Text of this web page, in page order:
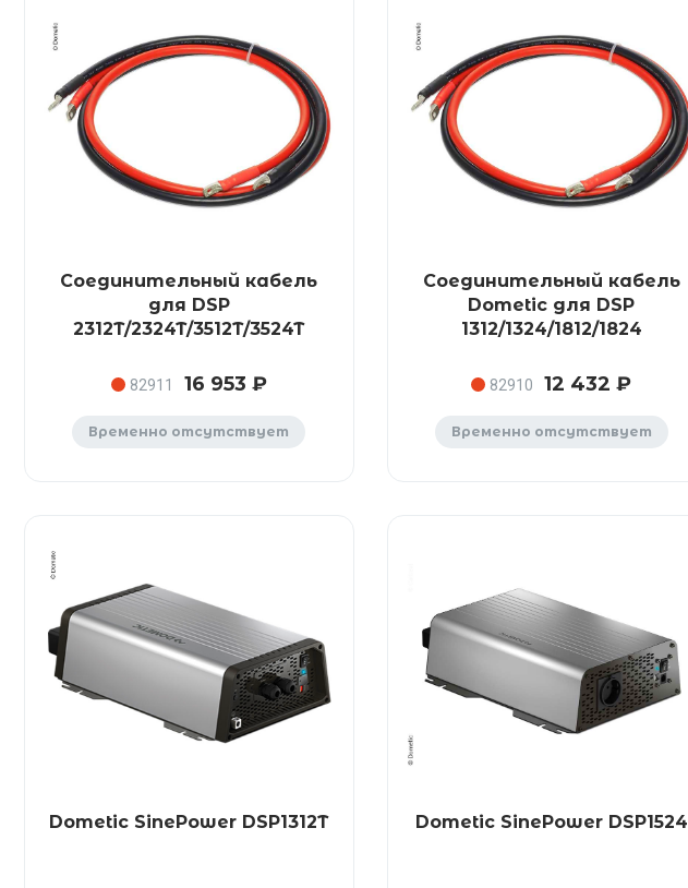
Соединительный кабель
для DSP
2312T/2324T/3512T/3524T
82911 16 953 ₽
Временно отсутствует
Соединительный кабель
Dometic для DSP
1312/1324/1812/1824
82910 12 432 ₽
Временно отсутствует
Dometic SinePower DSP1312T Dometic SinePower DSP1524